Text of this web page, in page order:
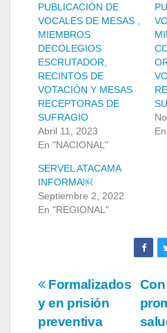
PUBLICACIÓN DE
VOCALES DE MESAS ,
MIEMBROS
DECOLEGIOS
ESCRUTADOR,
RECINTOS DE
VOTACIÓN Y MESAS
RECEPTORAS DE
SUFRAGIO
Abril 11, 2023
En "NACIONAL"
SERVEL ATACAMA
INFORMA￼
Septiembre 2, 2022
En "REGIONAL"
Navegación
de
Formalizados
y en prisión
preventiva